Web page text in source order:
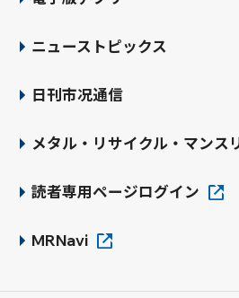
ニューストピックス
日刊市况通信
メタル・リサイクル・マンス
読者専用ページログイン
MRNavi